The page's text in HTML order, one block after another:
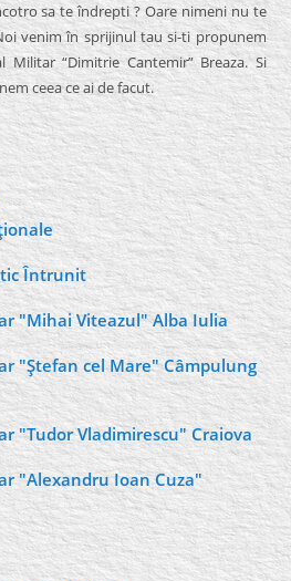
sa te îndrepti ? Oare nimeni nu te
venim în sprijinul tau si-ti propunem
Militar “Dimitrie Cantemir” Breaza. Si
ceea ce ai de facut.
Întrunit
"Mihai Viteazul" Alba Iulia
"Ştefan cel Mare" Câmpulung
"Tudor Vladimirescu" Craiova
"Alexandru Ioan Cuza"